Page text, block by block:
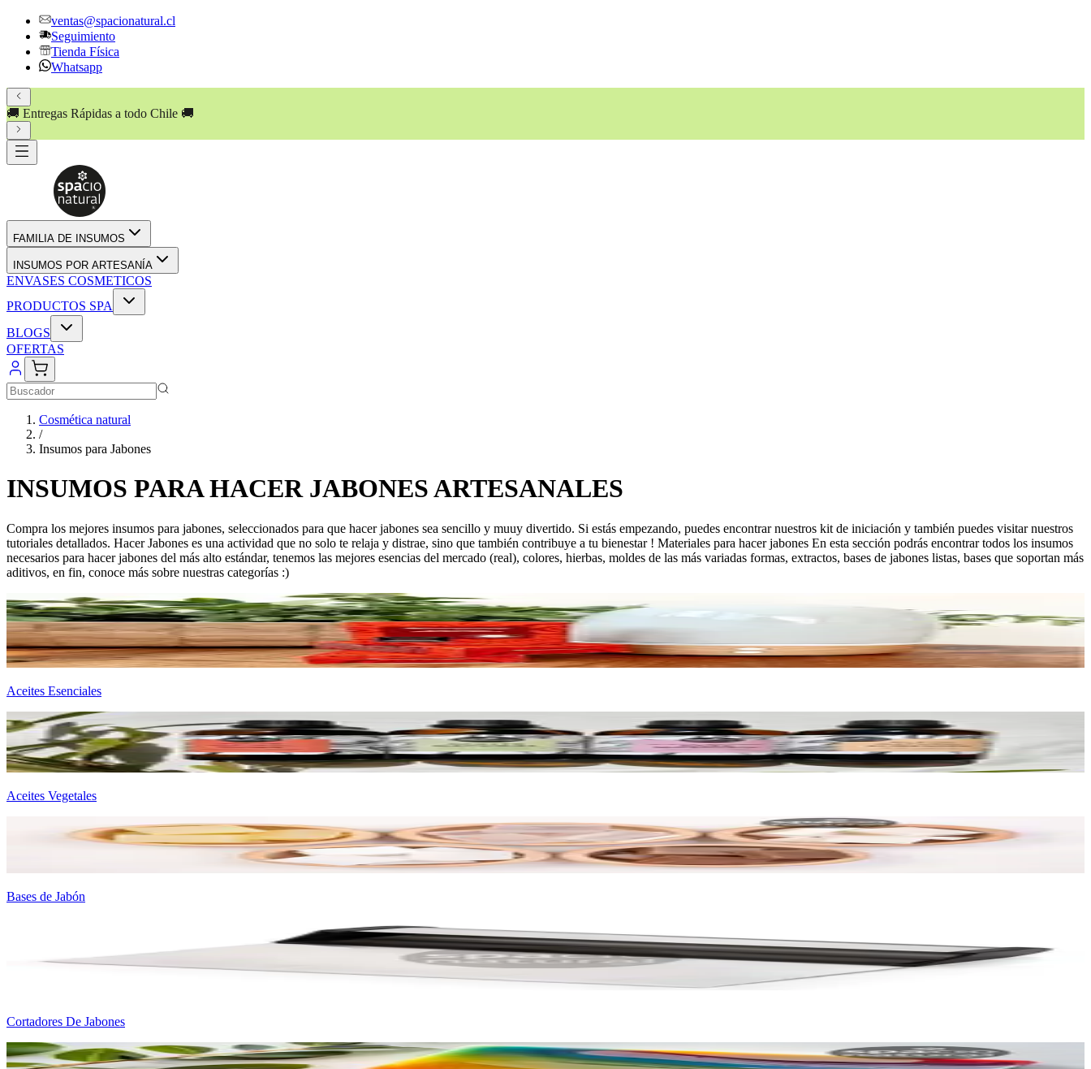
ventas@spacionatural.cl
Seguimiento
Tienda Física
Whatsapp
🚚 Entregas Rápidas a todo Chile 🚚
FAMILIA DE INSUMOS
INSUMOS POR ARTESANÍA
ENVASES COSMETICOS
PRODUCTOS SPA
BLOGS
OFERTAS
Cosmética natural
/
Insumos para Jabones
INSUMOS PARA HACER JABONES ARTESANALES
Compra los mejores insumos para jabones, seleccionados para que hacer jabones sea sencillo y muuy divertido. Si estás empezando, puedes encontrar nuestros kit de iniciación y también puedes visitar nuestros
tutoriales detallados. Hacer Jabones es una actividad que no solo te relaja y distrae, sino que también contribuye a tu bienestar ! Materiales para hacer jabones En esta sección podrás encontrar todos los insumos
necesarios para hacer jabones del más alto estándar, tenemos las mejores esencias del mercado (real), colores, hierbas, moldes de las más variadas formas, extractos, bases de jabones listas, bases que soportan más
aditivos, en fin, conoce más sobre nuestras categorías :)
Aceites Esenciales
Aceites Vegetales
Bases de Jabón
Cortadores De Jabones